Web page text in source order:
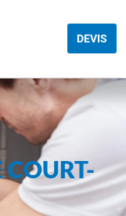
DEVIS
COURT-